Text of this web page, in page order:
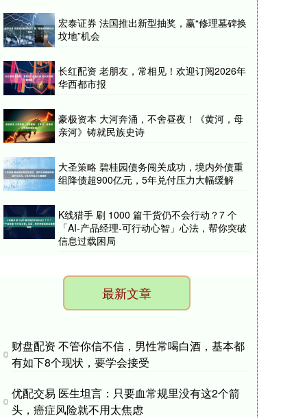
宏泰证券 法国推出新型抽奖，赢“修理墓碑换
坟地”机会
长红配资 老朋友，常相见！欢迎订阅2026年
华西都市报
豪极资本 大河奔涌，不舍昼夜！《黄河，母
亲河》铸就民族史诗
大圣策略 碧桂园债务闯关成功，境内外债重
组降债超900亿元，5年兑付压力大幅缓解
K线猎手 刷 1000 篇干货仍不会行动？7 个
「AI-产品经理-可行动心智」心法，帮你突破
信息过载困局
最新文章
财盘配资 不管你信不信，男性常喝白酒，基本都
有如下8个现状，要学会接受
优配交易 医生坦言：只要血常规里没有这2个箭
头，癌症风险就不用太焦虑